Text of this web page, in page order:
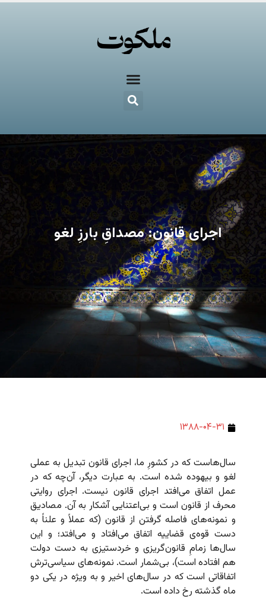
اجرای قانون: مصداقِ بارزِ لغو
۱۳۸۸-۰۴-۳۱
سال‌هاست که در کشورِ ما، اجرای قانون تبدیل به عملی
لغو و بیهوده شده است. به عبارت دیگر، آن‌چه که در
عمل اتفاق می‌افتد اجرای قانون نیست. اجرای روایتی
محرف از قانون است و بی‌اعتنایی آشکار به آن. مصادیق
و نمونه‌های فاصله گرفتن از قانون (که عملاً و علناً به
دست قوه‌ی قضاییه اتفاق می‌افتاد و می‌افتد؛ و این
سال‌ها زمامِ قانون‌گریزی و خردستیزی به دست دولت
هم افتاده است)، بی‌شمار است. نمونه‌های سیاسی‌ترش
اتفاقاتی است که در سال‌های اخیر و به ویژه در یکی دو
ماه گذشته رخ داده است.